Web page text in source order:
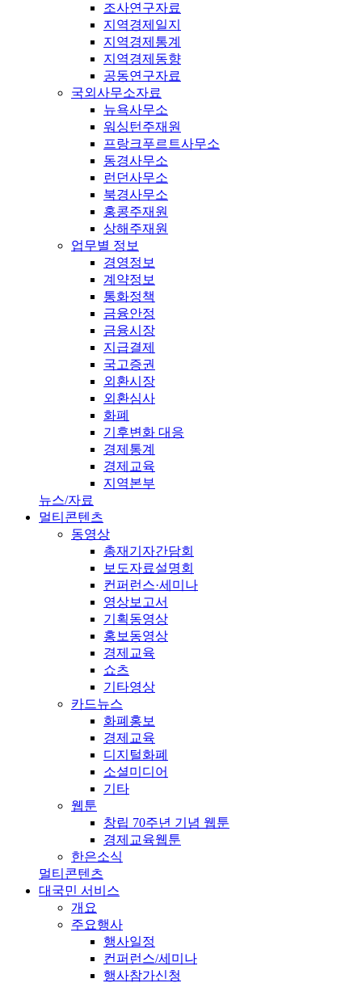
조사연구자료
지역경제일지
지역경제통계
지역경제동향
공동연구자료
국외사무소자료
뉴욕사무소
워싱턴주재원
프랑크푸르트사무소
동경사무소
런던사무소
북경사무소
홍콩주재원
상해주재원
업무별 정보
경영정보
계약정보
통화정책
금융안정
금융시장
지급결제
국고증권
외환시장
외환심사
화폐
기후변화 대응
경제통계
경제교육
지역본부
뉴스/자료
멀티콘텐츠
동영상
총재기자간담회
보도자료설명회
컨퍼런스·세미나
영상보고서
기획동영상
홍보동영상
경제교육
쇼츠
기타영상
카드뉴스
화폐홍보
경제교육
디지털화폐
소셜미디어
기타
웹툰
창립 70주년 기념 웹툰
경제교육웹툰
한은소식
멀티콘텐츠
대국민 서비스
개요
주요행사
행사일정
컨퍼런스/세미나
행사참가신청